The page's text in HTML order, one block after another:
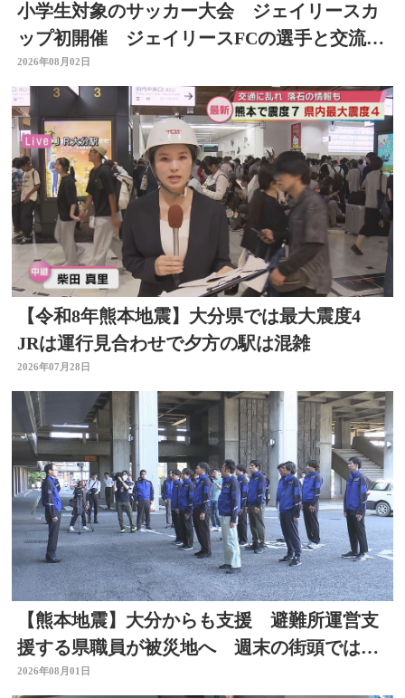
小学生対象のサッカー大会 ジェイリースカ
ップ初開催 ジェイリースFCの選手と交流
も 大分
2026年08月02日
【令和8年熊本地震】大分県では最大震度4
JRは運行見合わせで夕方の駅は混雑
2026年07月28日
【熊本地震】大分からも支援 避難所運営支
援する県職員が被災地へ 週末の街頭では募
金の呼びかけも
2026年08月01日